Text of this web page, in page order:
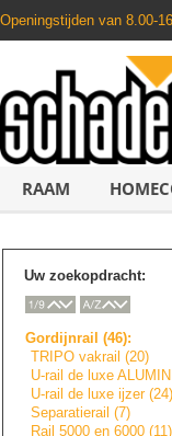
Openingstijden van 8.00-
RAAM
Uw zoekopdracht:
Gordijnrail (46):
TRIPO vakrail (20)
U-rail de luxe
U-rail de luxe ijzer (24)
Separatierail (7)
Rail 5000 en 6000 (11)